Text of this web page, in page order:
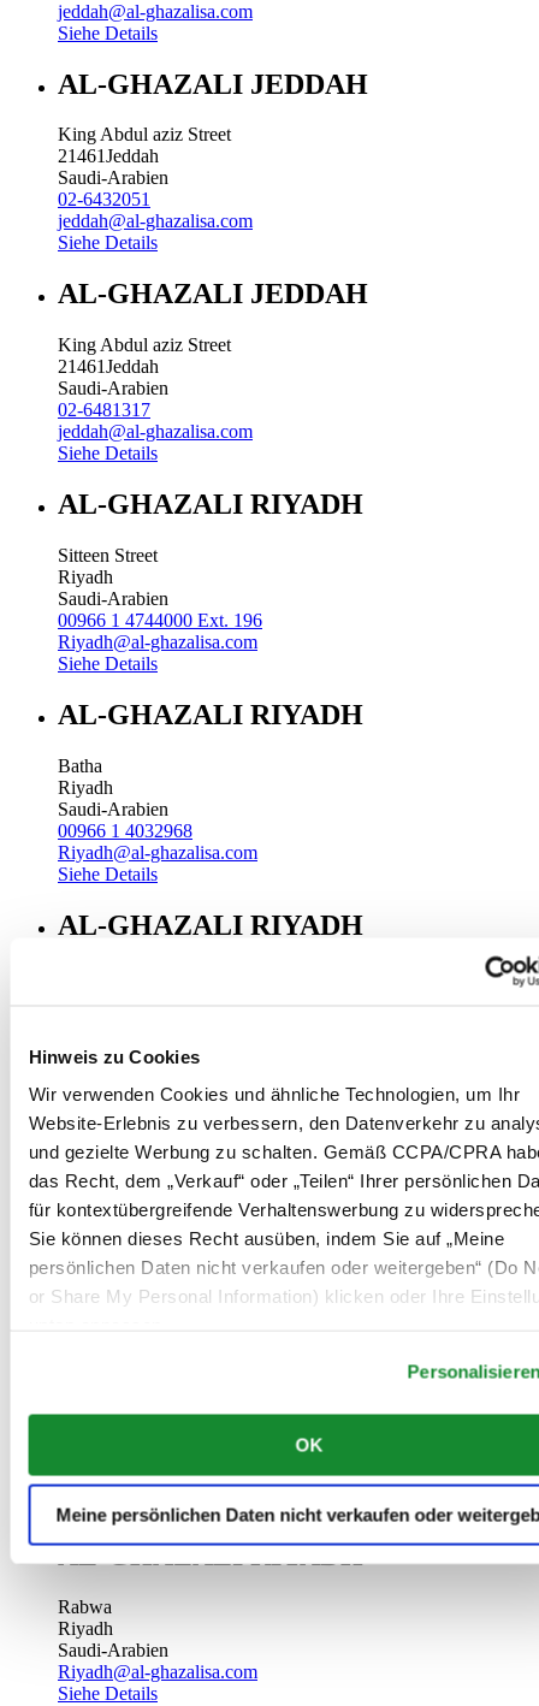
Hinweis zu Cookies
Wir verwenden Cookies und ähnliche Technologien, um Ihr
Website-Erlebnis zu verbessern, den Datenverkehr zu
und gezielte Werbung zu schalten. Gemäß CCPA/CPRA
das Recht, dem „Verkauf“ oder „Teilen“ Ihrer persönlichen
für kontextübergreifende Verhaltenswerbung zu
Sie können dieses Recht ausüben, indem Sie auf „Meine
persönlichen Daten nicht verkaufen oder weitergeben“ (Do
or Share My Personal Information) klicken oder Ihre
OK
Meine persönlichen Daten nicht verkaufen oder
jeddah@al-ghazalisa.com
Siehe Details
AL-GHAZALI JEDDAH
King Abdul aziz Street
21461Jeddah
Saudi-Arabien
02-6432051
jeddah@al-ghazalisa.com
Siehe Details
AL-GHAZALI JEDDAH
King Abdul aziz Street
21461Jeddah
Saudi-Arabien
02-6481317
jeddah@al-ghazalisa.com
Siehe Details
AL-GHAZALI RIYADH
Sitteen Street
Riyadh
Saudi-Arabien
00966 1 4744000 Ext. 196
Riyadh@al-ghazalisa.com
Siehe Details
AL-GHAZALI RIYADH
Batha
Riyadh
Saudi-Arabien
00966 1 4032968
Riyadh@al-ghazalisa.com
Siehe Details
AL-GHAZALI RIYADH
Riyadh@al-ghazalisa.com
Siehe Details
AL-GHAZALI RIYADH
Olaya
Riyadh
Saudi-Arabien
00966 1 4628858
Riyadh@al-ghazalisa.com
Siehe Details
Riyadh
Riyadh@al-ghazalisa.com
Siehe Details
AL-GHAZALI RIYADH
Rabwa
Riyadh
Saudi-Arabien
Riyadh@al-ghazalisa.com
Siehe Details